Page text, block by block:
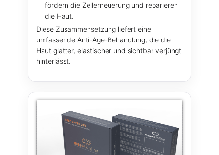
fördern die Zellerneuerung und reparieren
die Haut.
Diese Zusammensetzung liefert eine
umfassende Anti-Age-Behandlung, die die
Haut glatter, elastischer und sichtbar verjüngt
hinterlässt.